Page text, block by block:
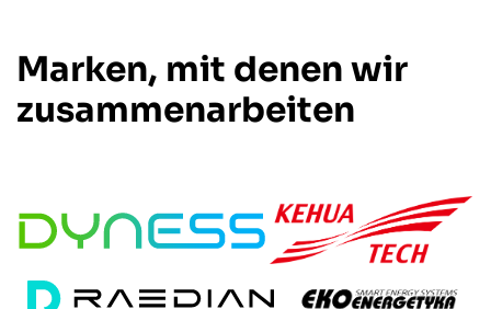
Marken, mit denen wir
zusammenarbeiten